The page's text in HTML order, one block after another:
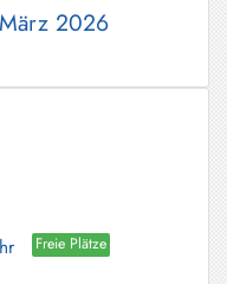
2026
Freie Plätze